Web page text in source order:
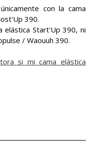
con la cama
390.
Start'Up 390, ni
/ Waouuh 390.
si mi cama elástica